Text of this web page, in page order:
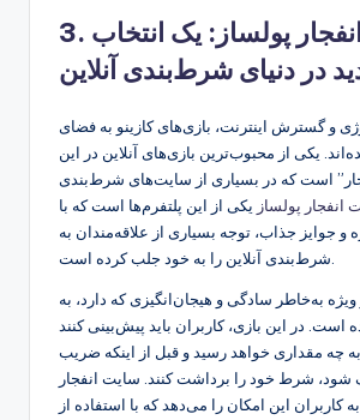
3. سایت انفجار پولساز: یک انتخاب
در دنیای شرط‌بندی آنلاین
و گسترش اینترنت، بازی‌های کازینو به فضای
یکی از محبوب‌ترین بازی‌های آنلاین در این
است که در بسیاری از سایت‌های شرط‌بندی
انفجار پولساز یکی از این پلتفرم‌ها است که با
و جوایز جذاب، توجه بسیاری از علاقه‌مندان به
شرط‌بندی آنلاین را به خود جلب کرده است.
ویژه به‌خاطر سادگی و هیجان‌انگیزی که دارد، به
در این بازی، کاربران باید پیش‌بینی کنند
چه مقداری خواهد رسید و قبل از اینکه ضریب
شود، شرط خود را برداشت کنند. سایت انفجار
کاربران این امکان را می‌دهد که با استفاده از